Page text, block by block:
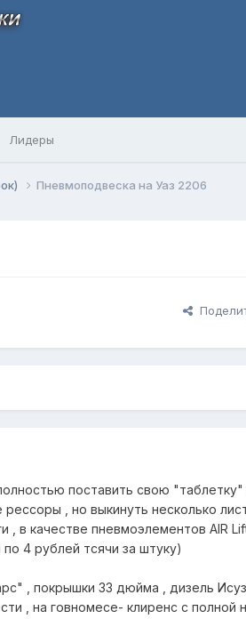
Лидеры
Пневмоподвеска на Уаз 2206
поставить свою "таблетку"
, но выкинуть несколько
, в качестве пневмоэлементов AIR
4 рублей тсячи за штуку)
, покрышки 33 дюйма , дизель
, на говномесе- клиренс с полной